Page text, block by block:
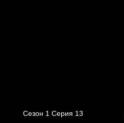
Сезон 1 Серия 13